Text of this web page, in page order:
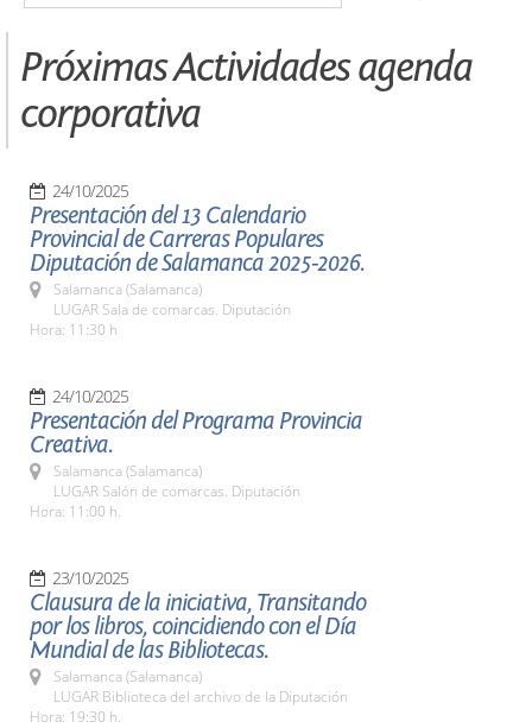
Próximas Actividades agenda
corporativa
24/10/2025
Presentación del 13 Calendario
Provincial de Carreras Populares
Diputación de Salamanca 2025-2026.
Salamanca (Salamanca)
LUGAR Sala de comarcas. Diputación
Hora: 11:30 h
24/10/2025
Presentación del Programa Provincia
Creativa.
Salamanca (Salamanca)
LUGAR Salón de comarcas. Diputación
Hora: 11:00 h.
23/10/2025
Clausura de la iniciativa, Transitando
por los libros, coincidiendo con el Día
Mundial de las Bibliotecas.
Salamanca (Salamanca)
LUGAR Biblioteca del archivo de la Diputación
Hora: 19:30 h.